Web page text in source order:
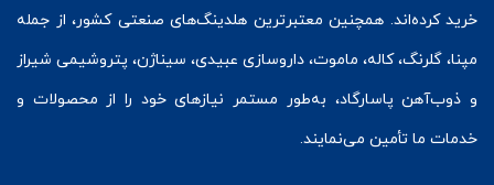
خرید کرده‌اند. همچنین معتبرترین هلدینگ‌های صنعتی کشور، از جمله
مپنا، گلرنگ، کاله، ماموت، داروسازی عبیدی، سیناژن، پتروشیمی شیراز
و ذوب‌آهن پاسارگاد، به‌طور مستمر نیازهای خود را از محصولات و
خدمات ما تأمین می‌نمایند.